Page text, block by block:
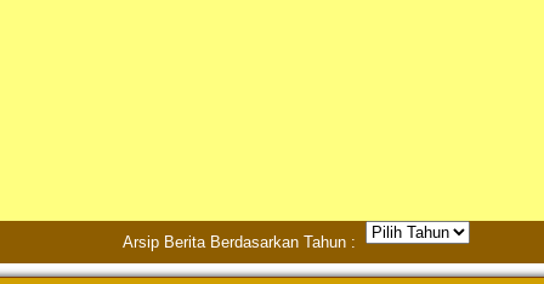
Arsip Berita Berdasarkan Tahun :